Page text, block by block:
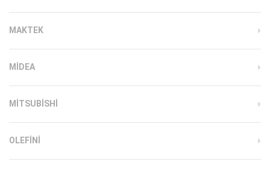
MAKTEK
MIDEA
MITSUBISHI
OLEFINI